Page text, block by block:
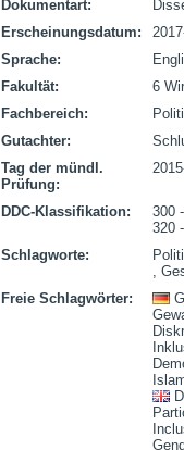
Dokumentart:
Erscheinungsdatum:
Sprache:
Fakultät:
6
Fachbereich:
Gutachter:
Tag der mündl.
Prüfung:
DDC-Klassifikation:
300
320
Schlagworte:
,
Freie Schlagwörter: